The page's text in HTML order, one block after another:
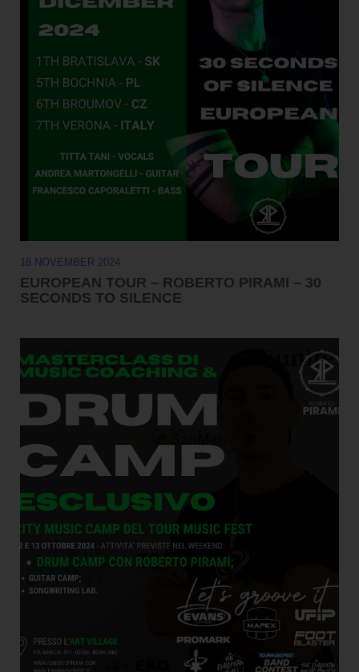
18 NOVEMBER 2024
EUROPEAN TOUR – ROBERTO PIRAMI – 30
SECONDS TO SILENCE